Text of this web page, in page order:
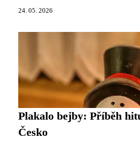
24. 05. 2026
Plakalo bejby: Příběh
Česko